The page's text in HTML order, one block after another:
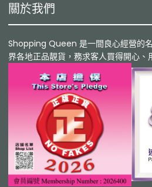
關於我們
Shopping Queen 是一間良心經營的
界各地正品靚貨，務求客人買得開心、